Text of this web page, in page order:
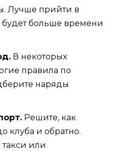
Лучше прийти в
будет больше времени
В некоторых
правила по
наряды
Решите, как
клуба и обратно.
такси или